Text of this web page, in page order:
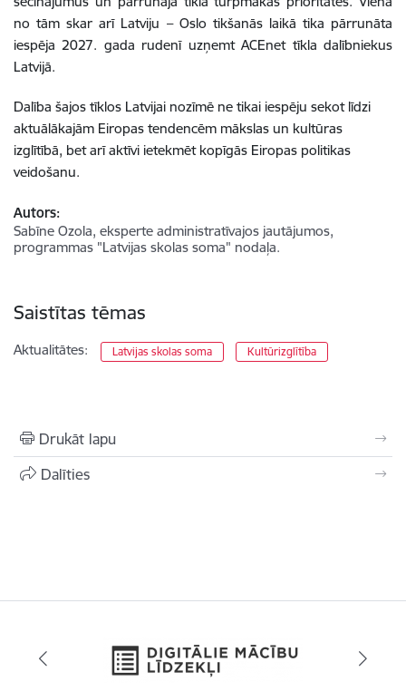
no tām skar arī Latviju – Oslo tikšanās laikā tika pārrunāta
iespēja 2027. gada rudenī uzņemt ACEnet tīkla dalībniekus
Latvijā.
Dalība šajos tīklos Latvijai nozīmē ne tikai iespēju sekot līdzi
aktuālākajām Eiropas tendencēm mākslas un kultūras
izglītībā, bet arī aktīvi ietekmēt kopīgās Eiropas politikas
veidošanu.
Autors:
Sabīne Ozola, eksperte administratīvajos jautājumos,
programmas "Latvijas skolas soma" nodaļa.
Saistītas tēmas
Aktualitātes: Latvijas skolas soma Kultūrizglītība
Drukāt lapu
Dalīties